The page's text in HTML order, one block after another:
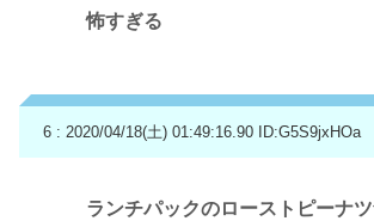
怖すぎる
6 : 2020/04/18(土) 01:49:16.90 ID:G5S9jxHOa
ランチパックのローストピーナ